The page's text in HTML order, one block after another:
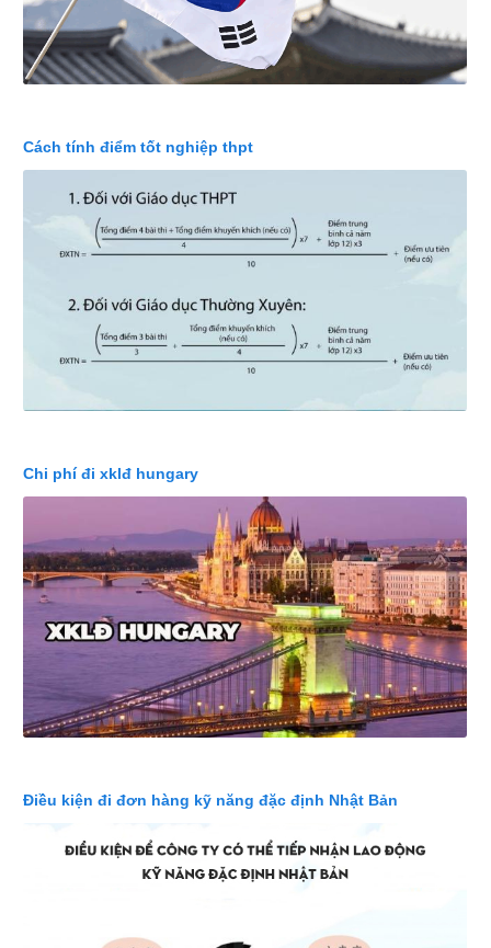
Cách tính điểm tốt nghiệp thpt
Chi phí đi xklđ hungary
Điều kiện đi đơn hàng kỹ năng đặc định Nhật Bản